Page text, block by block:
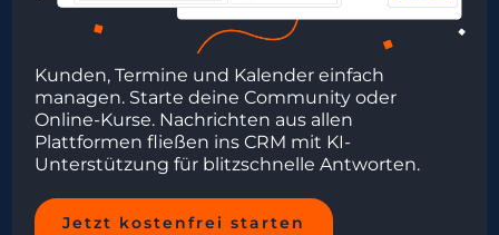
Kunden, Termine und Kalender einfach
managen. Starte deine Community oder
Online-Kurse. Nachrichten aus allen
Plattformen fließen ins CRM mit KI-
Unterstützung für blitzschnelle Antworten.
Jetzt kostenfrei starten